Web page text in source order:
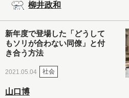
柳井政和
新年度で登場した「どうして
もソリが合わない同僚」と付
き合う方法
2021.05.04 社会
山口博